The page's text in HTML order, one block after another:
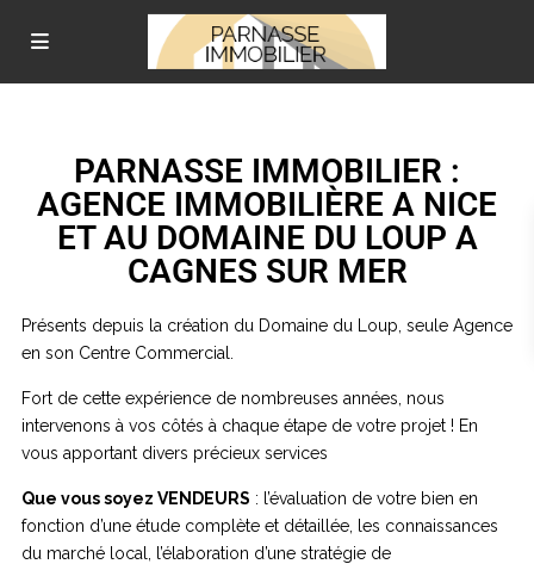
PARNASSE IMMOBILIER :
AGENCE IMMOBILIÈRE A NICE
ET AU DOMAINE DU LOUP A
CAGNES SUR MER
Présents depuis la création du Domaine du Loup, seule Agence
en son Centre Commercial.
Fort de cette expérience de nombreuses années, nous
intervenons à vos côtés à chaque étape de votre projet ! En
vous apportant divers précieux services
Que vous soyez VENDEURS : l’évaluation de votre bien en
fonction d’une étude complète et détaillée, les connaissances
du marché local, l’élaboration d’une stratégie de